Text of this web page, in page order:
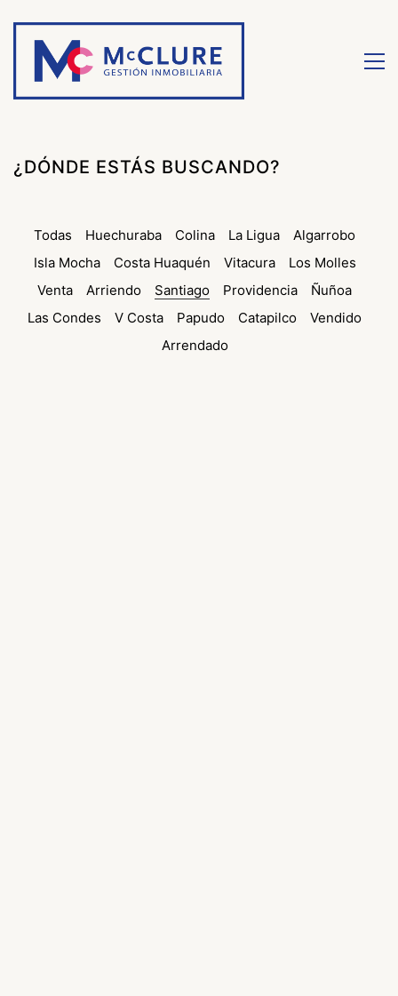
¿DÓNDE ESTÁS BUSCANDO?
Todas Huechuraba Colina La Ligua
Algarrobo
Isla Mocha
Costa Huaquén Vitacura
Los Molles
Venta
Arriendo Santiago Providencia
Ñuñoa
Las Condes
V Costa Papudo Catapilco
Vendido
Arrendado